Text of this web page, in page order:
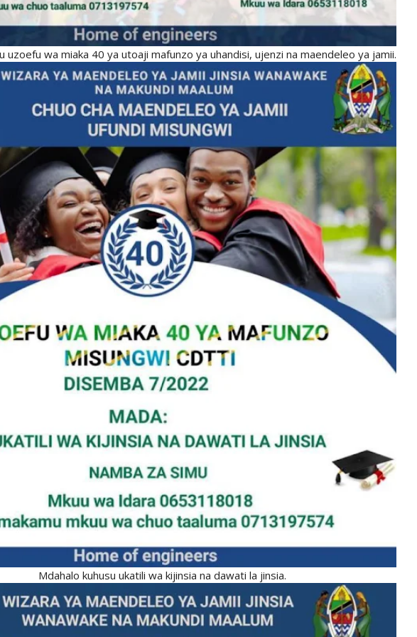
uzoefu wa miaka 40 ya utoaji mafunzo ya uhandisi, ujenzi na maendeleo ya jamii.
Mdahalo kuhusu ukatili wa kijinsia na dawati la jinsia.